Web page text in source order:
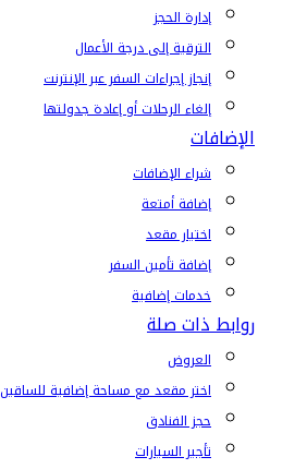
إدارة الحجز
الترقية إلى درجة الأعمال
إنجاز إجراءات السفر عبر الإنترنت
إلغاء الرحلات أو إعادة جدولتها
الإضافات
شراء الإضافات
إضافة أمتعة
اختيار مقعد
إضافة تأمين السفر
خدمات إضافية
روابط ذات صلة
العروض
اختر مقعد مع مساحة إضافية للساقين
حجز الفنادق
تأجير السيارات